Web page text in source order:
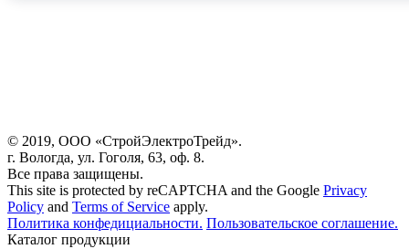
© 2019, ООО «СтройЭлектроТрейд».
г. Вологда, ул. Гоголя, 63, оф. 8.
Все права защищены.
This site is protected by reCAPTCHA and the Google Privacy
Policy and Terms of Service apply.
Политика конфедициальности. Пользовательское соглашение.
Каталог продукции